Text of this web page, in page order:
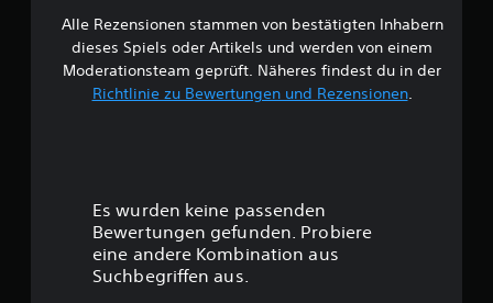
B
e
Alle Rezensionen stammen von bestätigten Inhabern
dieses Spiels oder Artikels und werden von einem
Moderationsteam geprüft. Näheres findest du in der
Richtlinie zu Bewertungen und Rezensionen.
Es wurden keine passenden
Bewertungen gefunden. Probiere
eine andere Kombination aus
Suchbegriffen aus.